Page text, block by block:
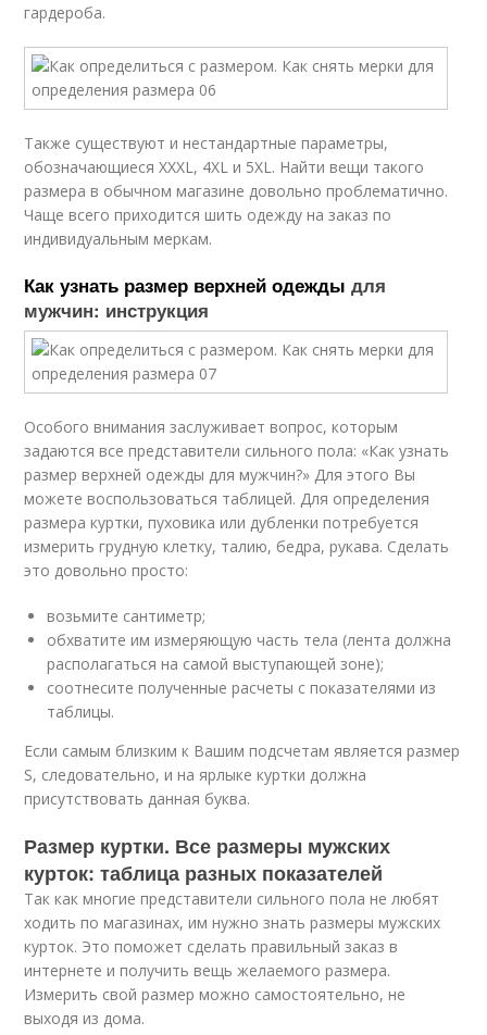
гардероба.
Также существуют и нестандартные параметры,
обозначающиеся XXXL, 4XL и 5XL. Найти вещи такого
размера в обычном магазине довольно проблематично.
Чаще всего приходится шить одежду на заказ по
индивидуальным меркам.
Как узнать размер верхней одежды для
мужчин: инструкция
Особого внимания заслуживает вопрос, которым
задаются все представители сильного пола: «Как узнать
размер верхней одежды для мужчин?» Для этого Вы
можете воспользоваться таблицей. Для определения
размера куртки, пуховика или дубленки потребуется
измерить грудную клетку, талию, бедра, рукава. Сделать
это довольно просто:
возьмите сантиметр;
обхватите им измеряющую часть тела (лента должна
располагаться на самой выступающей зоне);
соотнесите полученные расчеты с показателями из
таблицы.
Если самым близким к Вашим подсчетам является размер
S, следовательно, и на ярлыке куртки должна
присутствовать данная буква.
Размер куртки. Все размеры мужских
курток: таблица разных показателей
Так как многие представители сильного пола не любят
ходить по магазинах, им нужно знать размеры мужских
курток. Это поможет сделать правильный заказ в
интернете и получить вещь желаемого размера.
Измерить свой размер можно самостоятельно, не
выходя из дома.